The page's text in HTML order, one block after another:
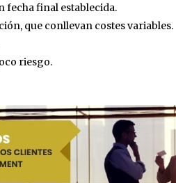
fecha final establecida.
que conllevan costes variables.
riesgo.